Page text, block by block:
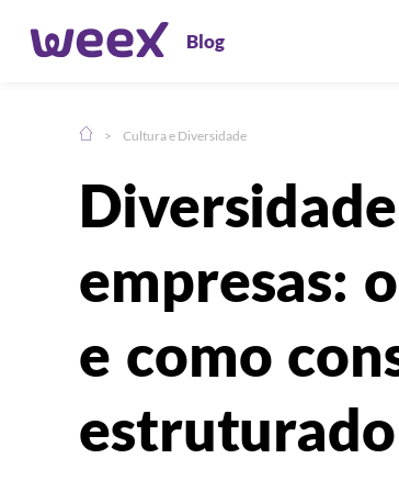
Blog
Compartilhe:
> Cultura e Diversidade
empresas:
e como
estruturado